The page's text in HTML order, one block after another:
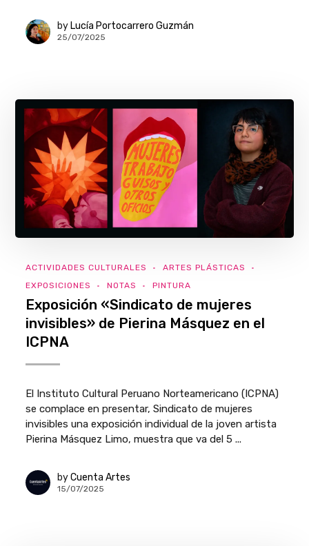
by Lucía Portocarrero Guzmán
25/07/2025
ACTIVIDADES CULTURALES
ARTES PLÁSTICAS
EXPOSICIONES
NOTAS PINTURA
Exposición «Sindicato de mujeres
invisibles» de Pierina Másquez en el
ICPNA
El Instituto Cultural Peruano Norteamericano (ICPNA)
se complace en presentar, Sindicato de mujeres
invisibles una exposición individual de la joven artista
Pierina Másquez Limo, muestra que va del 5 ...
by Cuenta Artes
15/07/2025